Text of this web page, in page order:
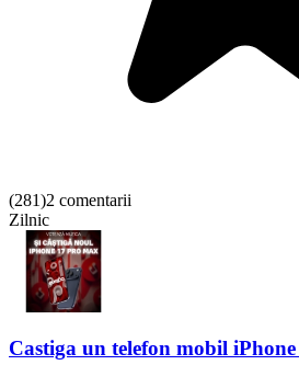
(281)2 comentarii
Zilnic
Castiga un telefon mobil